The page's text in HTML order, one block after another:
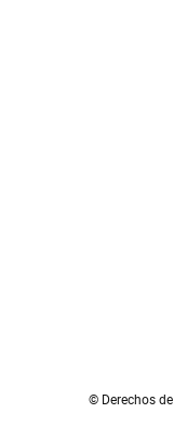
© Derechos